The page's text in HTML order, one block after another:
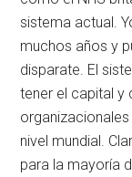
sistema actual.
muchos años y
disparate. El
tener el capital y
nivel mundial.
para la mayoría